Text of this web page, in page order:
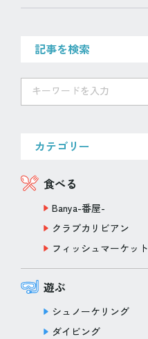
記事を検索
カテゴリー
食べる
Banya-番屋-
クラブカリビアン
フィッシュマーケット
遊ぶ
シュノーケリング
ダイビング